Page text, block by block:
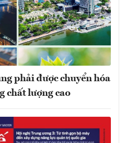
phải được chuyển hóa
chất lượng cao